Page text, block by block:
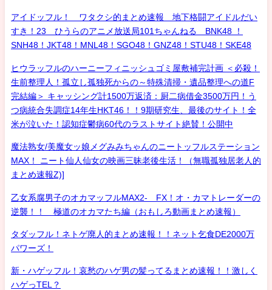
アイドッフル！ ワタクシ的まとめ速報 地下格闘アイドルだい
すき！23 ひうらのアニメ放送局101ちゃんねる BNK48 ！
SNH48！JKT48！MNL48！SGO48！GNZ48！STU48！SKE48
ヒウラッフルのハーニーフィニッシュゴミ屋敷補完計画 ＜必殺！
生前整理人！孤立し孤独死からの～特殊清掃・遺品整理への道F
完結編＞ キャッシング計1500万返済：厨二病借金3500万円！う
つ病統合失調症14年生HKT46！！9期研究生、最後のサイト！全
米が泣いた！認知症鬱病60代のラストサイト絶賛！公開中
魔法熟女/美魔女ッ娘メグみみちゃんのニートッフルステーション
MAX！ ニート仙人仙女の映画三昧老後生活！（無職孤独居老人的
まとめ速報Z)]
乙女系腐男子のオカマッフルMAX2- FX！オ・カマトレーダーの
逆襲！！ 極道のオカマたち編（おもしろ動画まとめ速報）
タダッフル！ネトゲ廃人的まとめ速報！！ネット乞食DE2000万
パワーズ！
新・ハゲッフル！哀愁のハゲ男の髪ってるまとめ速報！！激しく
ハゲっTEL？